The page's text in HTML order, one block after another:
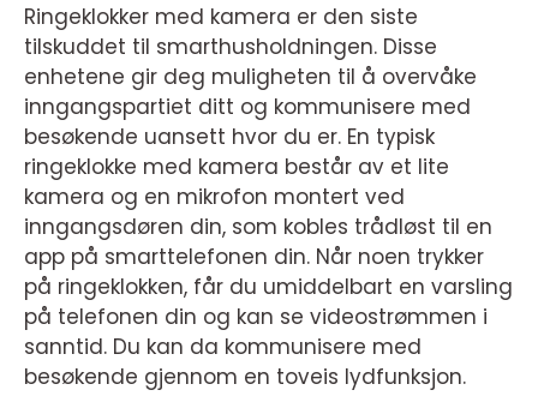
Ringeklokker med kamera er den siste
tilskuddet til smarthusholdningen. Disse
enhetene gir deg muligheten til å overvåke
inngangspartiet ditt og kommunisere med
besøkende uansett hvor du er. En typisk
ringeklokke med kamera består av et lite
kamera og en mikrofon montert ved
inngangsdøren din, som kobles trådløst til en
app på smarttelefonen din. Når noen trykker
på ringeklokken, får du umiddelbart en varsling
på telefonen din og kan se videostrømmen i
sanntid. Du kan da kommunisere med
besøkende gjennom en toveis lydfunksjon.